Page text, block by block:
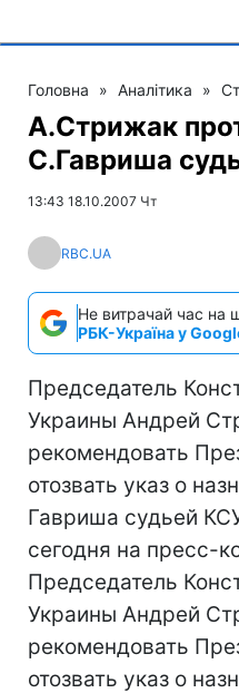
Головна » Аналітика »
А.Стрижак
С.Гавриша
13:43 18.10.2007 Чт
RBC.UA
Не витрачай час на
РБК-Україна у
Председатель
Украины Андрей
рекомендовать
отозвать указ о
Гавриша судьей
сегодня на пресс-
Председатель
Украины Андрей
рекомендовать
отозвать указ о